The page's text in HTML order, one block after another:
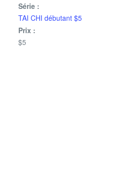
Série :
TAI CHI débutant $5
Prix :
$5